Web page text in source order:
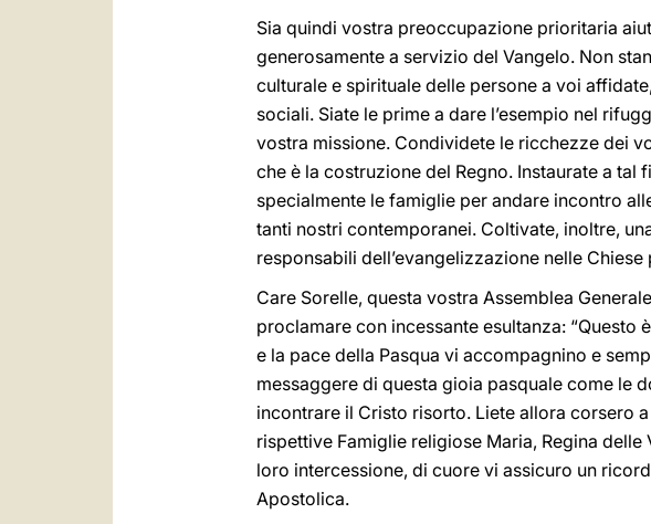
Sia quindi vostra preoccupazione prioritaria
generosamente a servizio del Vangelo. Non
culturale e spirituale delle persone a voi
sociali. Siate le prime a dare l’esempio nel
vostra missione. Condividete le ricchezze dei
che è la costruzione del Regno. Instaurate a
specialmente le famiglie per andare incontro
tanti nostri contemporanei. Coltivate, inoltre,
responsabili dell’evangelizzazione nelle
Care Sorelle, questa vostra Assemblea
proclamare con incessante esultanza:
e la pace della Pasqua vi accompagnino e
messaggere di questa gioia pasquale come le
incontrare il Cristo risorto. Liete allora corsero
rispettive Famiglie religiose Maria, Regina
loro intercessione, di cuore vi assicuro un
Apostolica.